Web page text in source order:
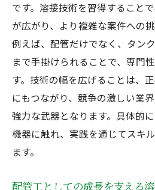
です。溶接技術を習得すること
が広がり、より複雑な案件への
例えば、配管だけでなく、タン
まで手掛けられることで、専門
す。技術の幅を広げることは、
にもつながり、競争の激しい業
強力な武器となります。具体的
機器に触れ、実践を通じてスキ
ます。
配管工としての成長を支える